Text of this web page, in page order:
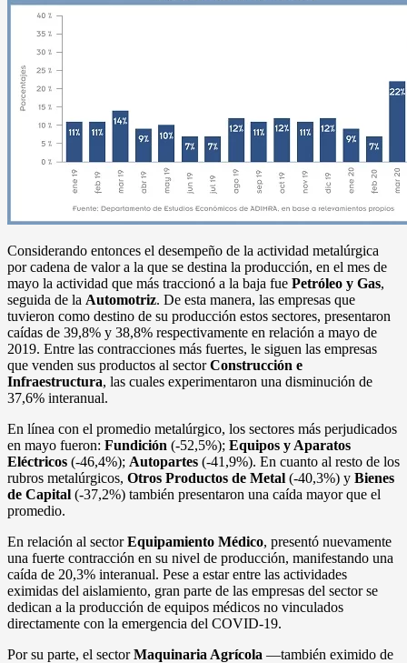
Considerando entonces el desempeño de la actividad metalúrgica
por cadena de valor a la que se destina la producción, en el mes de
mayo la actividad que más traccionó a la baja fue Petróleo y Gas,
seguida de la Automotriz. De esta manera, las empresas que
tuvieron como destino de su producción estos sectores, presentaron
caídas de 39,8% y 38,8% respectivamente en relación a mayo de
2019. Entre las contracciones más fuertes, le siguen las empresas
que venden sus productos al sectorConstrucción e
Infraestructura, las cuales experimentaron una disminución de
37,6% interanual.
En línea con el promedio metalúrgico, los sectores más perjudicados
en mayo fueron: Fundición (-52,5%); Equipos y Aparatos
Eléctricos (-46,4%); Autopartes (-41,9%). En cuanto al resto de los
rubros metalúrgicos, Otros Productos de Metal (-40,3%) y Bienes
de Capital (-37,2%) también presentaron una caída mayor que el
promedio.
En relación al sectorEquipamiento Médico, presentó nuevamente
una fuerte contracción en su nivel de producción, manifestando una
caída de 20,3% interanual. Pese a estar entre las actividades
eximidas del aislamiento, gran parte de las empresas del sector se
dedican a la producción de equipos médicos no vinculados
directamente con la emergencia del COVID-19.
Por su parte, el sectorMaquinaria Agrícola —también eximido de